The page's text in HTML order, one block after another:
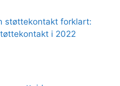
støttekontakt forklart:
i 2022